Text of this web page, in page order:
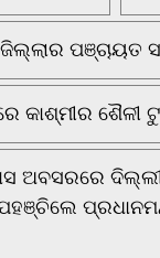
ପଞ୍ଚାୟତ
କାଶ୍ମୀର
ଅବସରରେ